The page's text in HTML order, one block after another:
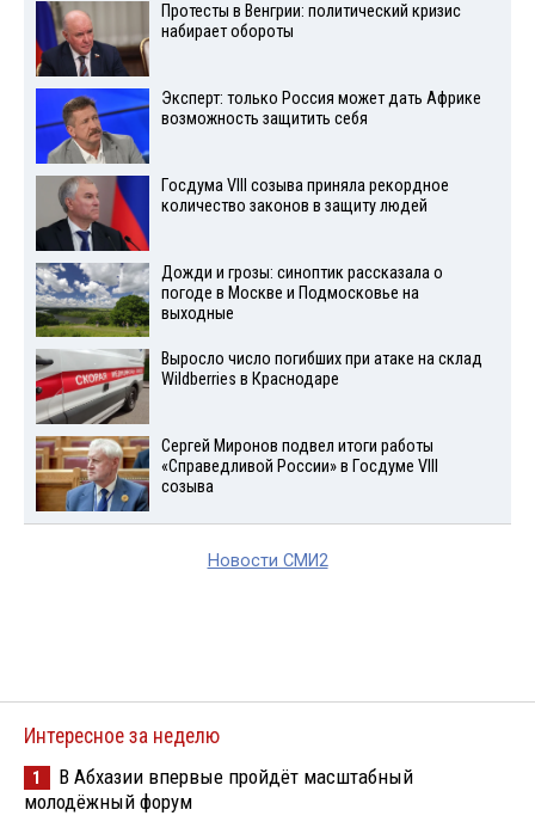
Протесты в Венгрии: политический кризис
набирает обороты
Эксперт: только Россия может дать Африке
возможность защитить себя
Госдума VIII созыва приняла рекордное
количество законов в защиту людей
Дожди и грозы: синоптик рассказала о
погоде в Москве и Подмосковье на
выходные
Выросло число погибших при атаке на склад
Wildberries в Краснодаре
Сергей Миронов подвел итоги работы
«Справедливой России» в Госдуме VIII
созыва
Новости СМИ2
Интересное за неделю
1
В Абхазии впервые пройдёт масштабный
молодёжный форум